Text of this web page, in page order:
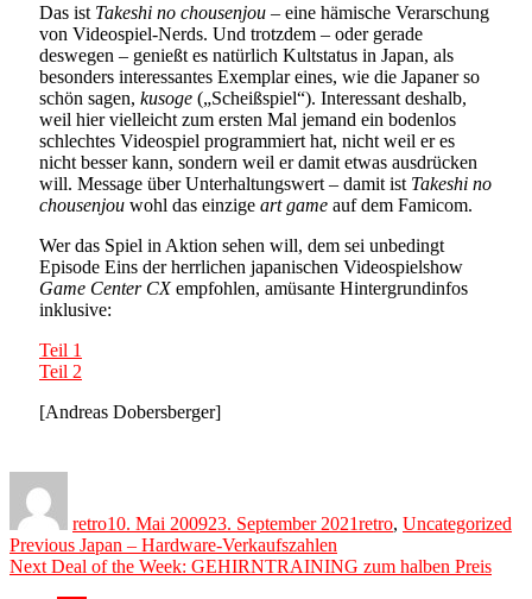
Das ist Takeshi no chousenjou – eine hämische Verarschung
von Videospiel-Nerds. Und trotzdem – oder gerade
deswegen – genießt es natürlich Kultstatus in Japan, als
besonders interessantes Exemplar eines, wie die Japaner so
schön sagen, kusoge („Scheißspiel“). Interessant deshalb,
weil hier vielleicht zum ersten Mal jemand ein bodenlos
schlechtes Videospiel programmiert hat, nicht weil er es
nicht besser kann, sondern weil er damit etwas ausdrücken
will. Message über Unterhaltungswert – damit ist Takeshi no
chousenjou wohl das einzige art game auf dem Famicom.
Wer das Spiel in Aktion sehen will, dem sei unbedingt
Episode Eins der herrlichen japanischen Videospielshow
Game Center CXempfohlen, amüsante Hintergrundinfos
inklusive:
Teil 1
Teil 2
[Andreas Dobersberger]
retro10. Mai 200923. September 2021retro, Uncategorized
Beitragsnavigation
Previous Previous
post:
Japan – Hardware-Verkaufszahlen
Next Next
Deal of the Week: GEHIRNTRAINING zum halben Preis